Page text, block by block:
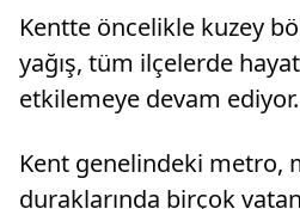
​​​​​​​Kentte öncelikle kuzey
yağış, tüm ilçelerde
etkilemeye devam ediyor.
Kent genelindeki metro,
duraklarında birçok